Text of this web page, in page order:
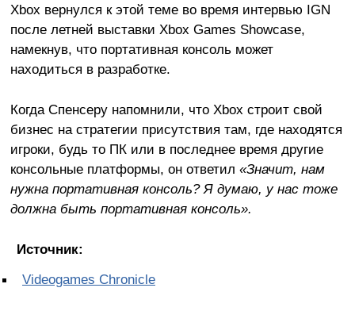
Xbox вернулся к этой теме во время интервью IGN
после летней выставки Xbox Games Showcase,
намекнув, что портативная консоль может
находиться в разработке.
Когда Спенсеру напомнили, что Xbox строит свой
бизнес на стратегии присутствия там, где находятся
игроки, будь то ПК или в последнее время другие
консольные платформы, он ответил «Значит, нам
нужна портативная консоль? Я думаю, у нас тоже
должна быть портативная консоль».
Источник:
Videogames Chronicle